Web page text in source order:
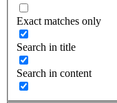
Exact matches only
Search in title
Search in content